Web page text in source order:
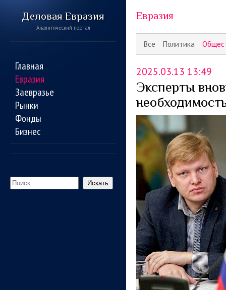
Деловая Евразия
Аналитический портал
Главная
Евразия
Заевразье
Рынки
Фонды
Бизнес
Искать
Все Политика
Евразия
2025.03.13 13:49
Эксперты